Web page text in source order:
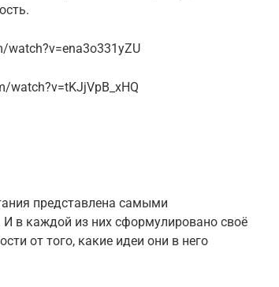
watch?v=ena3o331yZU
watch?v=tKJjVpB_xHQ
представлена самыми
в каждой из них сформулировано своё
от того, какие идеи они в него